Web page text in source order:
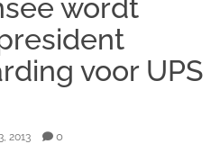
wordt
voor UPS
2013 0